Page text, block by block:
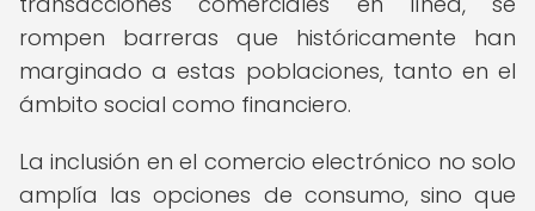
rompen barreras que históricamente han
marginado a estas poblaciones, tanto en el
ámbito social como financiero.
La inclusión en el comercio electrónico no solo
amplía las opciones de consumo, sino que